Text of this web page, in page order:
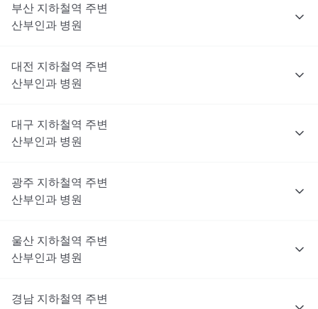
부산 지하철역 주변
산부인과 병원
대전 지하철역 주변
산부인과 병원
대구 지하철역 주변
산부인과 병원
광주 지하철역 주변
산부인과 병원
울산 지하철역 주변
산부인과 병원
경남 지하철역 주변